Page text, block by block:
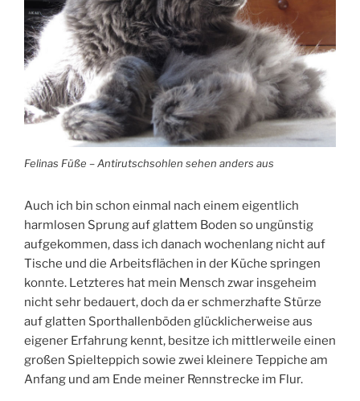
Felinas Füße – Antirutschsohlen sehen anders aus
Auch ich bin schon einmal nach einem eigentlich
harmlosen Sprung auf glattem Boden so ungünstig
aufgekommen, dass ich danach wochenlang nicht auf
Tische und die Arbeitsflächen in der Küche springen
konnte. Letzteres hat mein Mensch zwar insgeheim
nicht sehr bedauert, doch da er schmerzhafte Stürze
auf glatten Sporthallenböden glücklicherweise aus
eigener Erfahrung kennt, besitze ich mittlerweile einen
großen Spielteppich sowie zwei kleinere Teppiche am
Anfang und am Ende meiner Rennstrecke im Flur.